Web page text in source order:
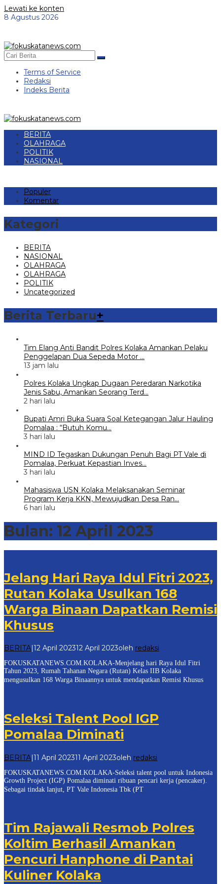
Lewati ke konten
8 Agustus 2026
Terms of Service
Redaksi
Indeks Berita
BERITA
OLAHRAGA
POLITIK
NASIONAL
Populer
Komentar
Kategori
BERITA
NASIONAL
OLAHRAGA
OLAHRAGA
POLITIK
Uncategorized
Berita Terbaru+
Tim Elang Anti Bandit Polres Kolaka Amankan Pelaku
Penggelapan Dua Sepeda Motor …
13 jam lalu
Polres Kolaka Ungkap Dugaan Peredaran Narkotika
Jenis Sabu, Amankan Seorang Terd…
2 hari lalu
Bupati Amri Buka Suara Soal Ketegangan Jalur Hauling
Pomalaa : “Butuh Komu…
3 hari lalu
MIND ID Tegaskan Dukungan Penuh Bagi PT Vale di
Pomalaa, Perkuat Kepastian Inves…
3 hari lalu
Mahasiswa USN Kolaka Melaksanakan Seminar
Program Kerja KKN, Mewujudkan Desa Ran…
6 hari lalu
Bulan: 12 April 2023
Jelang Hari Raya Idul Fitri 2023,
Rutan Kolaka Usulkan 168
Warga Binaan Dapatkan Remisi
Khusus
BERITA 12 April 202312 April 2023oleh redaksi
FOKUSKATANEWS.COM.KOLAKA-Menjelang hari Raya Idul Fitri
Tahun 2023, Rumah Tahanan Negara (Rutan) Kelas IIB Kolaka
mengusulkan 168 Warga Binaannya untuk mendapatkan Remisi Khusus
Seleksi Talent Pool IGP
Pomalaa Diminati
BERITA|11 April 202311 April 2023oleh redaksi
FOKUSKATANEWS.COM.KOLAKA-Seleksi talent pool untuk Indonesia
Growth Project (IGP) Pomalaa diminati ribuan pencari kerja (pencaker).
Sebagai tindak lanjut, PT Vale Indonesia Tbk (PT
Tim Rajawali Resmob Polres
Koltim Berhasil Amankan
Pencuri Hanphone di Pantai
Kuliner Kolaka